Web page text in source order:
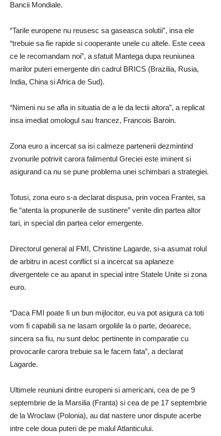
Bancii Mondiale.
“Tarile europene nu reusesc sa gaseasca solutii”, insa ele
“trebuie sa fie rapide si cooperante unele cu altele. Este ceea
ce le recomandam noi”, a sfatuit Mantega dupa reuniunea
marilor puteri emergente din cadrul BRICS (Brazilia, Rusia,
India, China si Africa de Sud).
“Nimeni nu se afla in situatia de a le da lectii altora”, a replicat
insa imediat omologul sau francez, Francois Baroin.
Zona euro a incercat sa isi calmeze partenerii dezmintind
zvonurile potrivit carora falimentul Greciei este iminent si
asigurand ca nu se pune problema unei schimbari a strategiei.
Totusi, zona euro s-a declarat dispusa, prin vocea Frantei, sa
fie “atenta la propunerile de sustinere” venite din partea altor
tari, in special din partea celor emergente.
Directorul general al FMI, Christine Lagarde, si-a asumat rolul
de arbitru in acest conflict si a incercat sa aplaneze
divergentele ce au aparut in special intre Statele Unite si zona
euro.
“Daca FMI poate fi un bun mijlocitor, eu va pot asigura ca toti
vom fi capabili sa ne lasam orgoliile la o parte, deoarece,
sincera sa fiu, nu sunt deloc pertinente in comparatie cu
provocarile carora trebuie sa le facem fata”, a declarat
Lagarde.
Ultimele reuniuni dintre europeni si americani, cea de pe 9
septembrie de la Marsilia (Franta) si cea de pe 17 septembrie
de la Wroclaw (Polonia), au dat nastere unor dispute acerbe
intre cele doua puteri de pe malul Atlanticului.